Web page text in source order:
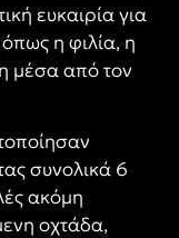
ευκαιρία για
η φιλία, η
μέσα από τον
συνολικά 6
ακόμη
οχτάδα,